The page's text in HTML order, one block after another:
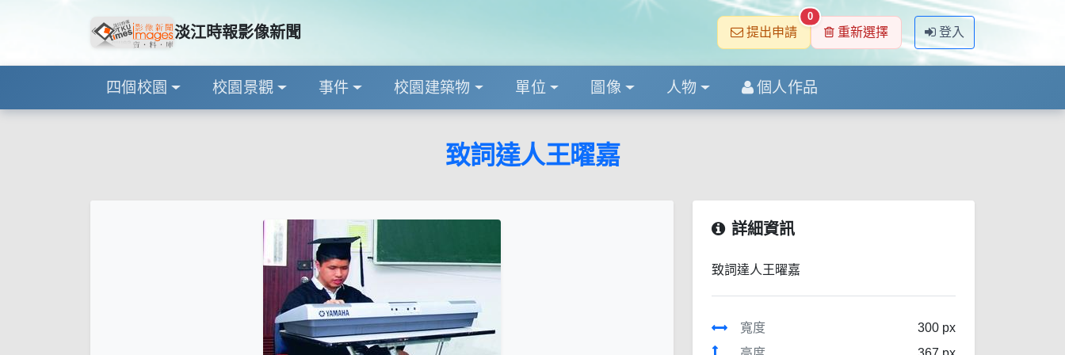
淡江時報影像新聞 提出申請
0
重新選擇 登入
四個校園 校園景觀 事件 校園建築物 單位 圖像 人物 個人作品
致詞達人王曜嘉
詳細資訊
致詞達人王曜嘉
寬度
300 px